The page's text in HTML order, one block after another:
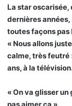
La star oscarisée,
dernières années,
toutes façons pas
« Nous allons
calme, très feutré
ans, à la
« On va glisser